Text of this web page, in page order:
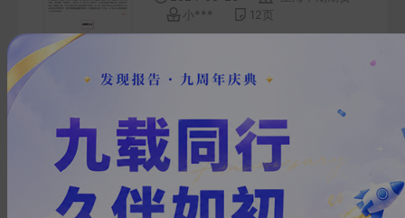
小***
12 页
上海中期期货——早盘策略
20240524
2024-05-23
上海中期期货
秋***